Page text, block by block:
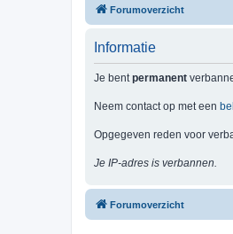
Forumoverzicht
Informatie
Je bentpermanent
Neem contact op met een
Opgegeven reden voor
Je IP-adres is verbannen.
Forumoverzicht